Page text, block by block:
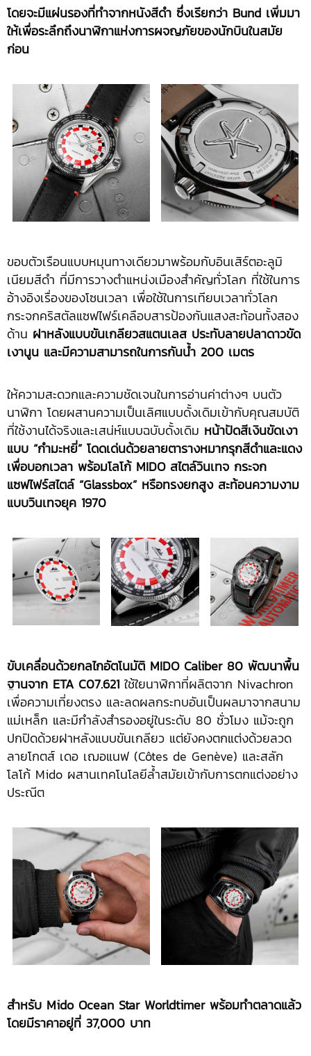
โดยจะมีแผ่นรองที่ทำจากหนังสีดำ ซึ่งเรียกว่า Bund เพิ่มมา
ให้เพื่อระลึกถึงนาฬิกาแห่งการผจญภัยของนักบินในสมัย
ก่อน
ขอบตัวเรือนแบบหมุนทางเดียวมาพร้อมกับอินเสิร์ตอะลูมิ
เนียมสีดำ ที่มีการวางตำแหน่งเมืองสำคัญทั่วโลก ที่ใช้ในการ
อ้างอิงเรื่องของโซนเวลา เพื่อใช้ในการเทียบเวลาทั่วโลก
กระจกคริสตัลแซฟไฟร์เคลือบสารป้องกันแสงสะท้อนทั้งสอง
ด้าน ฝาหลังแบบขันเกลียวสแตนเลส ประทับลายปลาดาวขัด
เงานูน และมีความสามารถในการกันน้ำ 200 เมตร
ให้ความสะดวกและความชัดเจนในการอ่านค่าต่างๆ บนตัว
นาฬิกา โดยผสานความเป็นเลิศแบบดั้งเดิมเข้ากับคุณสมบัติ
ที่ใช้งานได้จริงและเสน่ห์แบบฉบับดั้งเดิม หน้าปัดสีเงินขัดเงา
แบบ “กำมะหยี่” โดดเด่นด้วยลายตารางหมากรุกสีดำและแดง
เพื่อบอกเวลา พร้อมโลโก้ MIDO สไตล์วินเทจ กระจก
แซฟไฟร์สไตล์ “Glassbox” หรือทรงยกสูง สะท้อนความงาม
แบบวินเทจยุค 1970
ขับเคลื่อนด้วยกลไกอัตโนมัติ MIDO Caliber 80 พัฒนาพื้น
ฐานจาก ETA C07.621 ใช้ใยนาฬิกาที่ผลิตจาก Nivachron
เพื่อความเที่ยงตรง และลดผลกระทบอันเป็นผลมาจากสนาม
แม่เหล็ก และมีกำลังสำรองอยู่ในระดับ 80 ชั่วโมง แม้จะถูก
ปกปิดด้วยฝาหลังแบบขันเกลียว แต่ยังคงตกแต่งด้วยลวด
ลายโกตส์ เดอ เฌอแนฟ (Côtes de Genève) และสลัก
โลโก้ Mido ผสานเทคโนโลยีล้ำสมัยเข้ากับการตกแต่งอย่าง
ประณีต
สำหรับ Mido Ocean Star Worldtimer พร้อมทำตลาดแล้ว
โดยมีราคาอยู่ที่ 37,000 บาท